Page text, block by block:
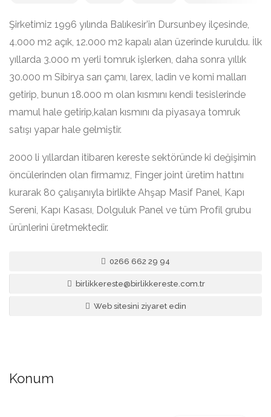
Şirketimiz 1996 yılında Balıkesir’in Dursunbey ilçesinde,
4.000 m2 açık, 12.000 m2 kapalı alan üzerinde kuruldu. İlk
yıllarda 3.000 m yerli tomruk işlerken, daha sonra yıllık
30.000 m Sibirya sarı çamı, larex, ladin ve komi malları
getirip, bunun 18.000 m olan kısmını kendi tesislerinde
mamul hale getirip,kalan kısmını da piyasaya tomruk
satışı yapar hale gelmiştir.
2000 li yıllardan itibaren kereste sektöründe ki değişimin
öncülerinden olan firmamız, Finger joint üretim hattını
kurarak 80 çalışanıyla birlikte Ahşap Masif Panel, Kapı
Sereni, Kapı Kasası, Dolguluk Panel ve tüm Profil grubu
ürünlerini üretmektedir.
0266 662 29 94
birlikkereste@birlikkereste.com.tr
Web sitesini ziyaret edin
Konum